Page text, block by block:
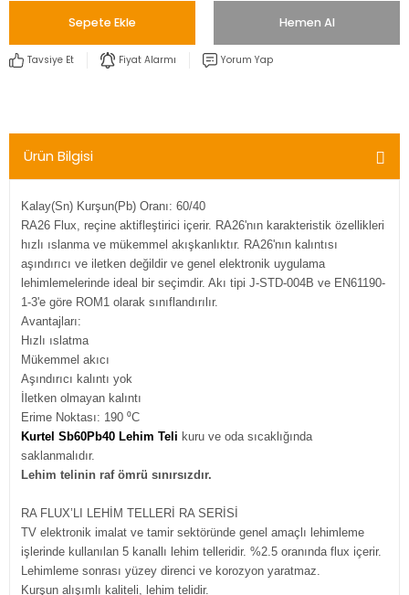
Sepete Ekle Hemen Al
Tavsiye Et Fiyat Alarmı Yorum Yap
Ürün Bilgisi
Kalay(Sn) Kurşun(Pb) Oranı: 60/40
RA26 Flux, reçine aktifleştirici içerir. RA26'nın karakteristik özellikleri
hızlı ıslanma ve mükemmel akışkanlıktır. RA26'nın kalıntısı
aşındırıcı ve iletken değildir ve genel elektronik uygulama
lehimlemelerinde ideal bir seçimdir. Akı tipi J-STD-004B ve EN61190-
1-3'e göre ROM1 olarak sınıflandırılır.
Avantajları:
Hızlı ıslatma
Mükemmel akıcı
Aşındırıcı kalıntı yok
İletken olmayan kalıntı
Erime Noktası: 190 ⁰C
Kurtel Sb60Pb40 Lehim Teli kuru ve oda sıcaklığında
saklanmalıdır.
Lehim telinin raf ömrü sınırsızdır.
RA FLUX’LI LEHİM TELLERİ RA SERİSİ
TV elektronik imalat ve tamir sektöründe genel amaçlı lehimleme
işlerinde kullanılan 5 kanallı lehim telleridir. %2.5 oranında flux içerir.
Lehimleme sonrası yüzey direnci ve korozyon yaratmaz.
Kurşun alışımlı kaliteli, lehim telidir.